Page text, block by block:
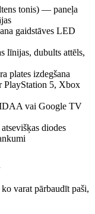
tonis) — paneļa
gaidstāves LED
dubults attēls,
plates izdegšana
PlayStation 5, Xbox
vai Google TV
diodes
varat pārbaudīt paši,